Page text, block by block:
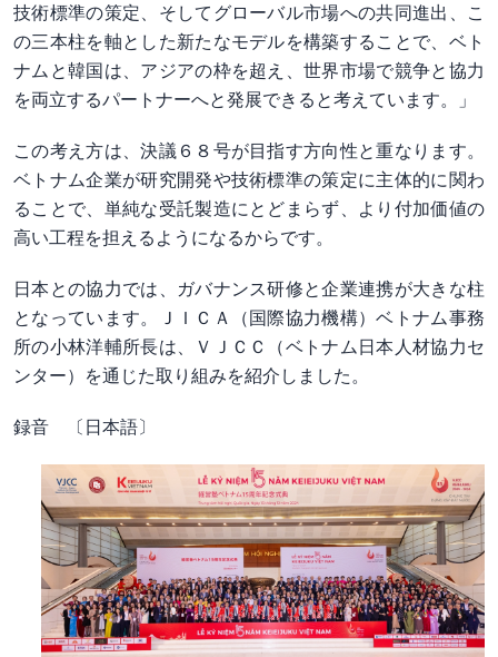
技術標準の策定、そしてグローバル市場への共同進出、こ
の三本柱を軸とした新たなモデルを構築することで、ベト
ナムと韓国は、アジアの枠を超え、世界市場で競争と協力
を両立するパートナーへと発展できると考えています。」
この考え方は、決議６８号が目指す方向性と重なります。
ベトナム企業が研究開発や技術標準の策定に主体的に関わ
ることで、単純な受託製造にとどまらず、より付加価値の
高い工程を担えるようになるからです。
日本との協力では、ガバナンス研修と企業連携が大きな柱
となっています。ＪＩＣＡ（国際協力機構）ベトナム事務
所の小林洋輔所長は、ＶＪＣＣ（ベトナム日本人材協力セ
ンター）を通じた取り組みを紹介しました。
録音 〔日本語〕